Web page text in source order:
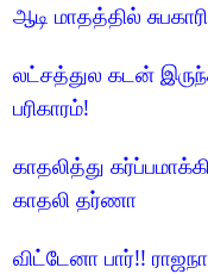
ஆடி மாதத்தில்
லட்சத்துல கடன்
பரிகாரம்!
காதலித்து
காதலி தர்ணா
விட்டேனா பார்!!